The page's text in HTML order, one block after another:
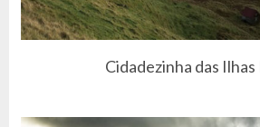
Cidadezinha das